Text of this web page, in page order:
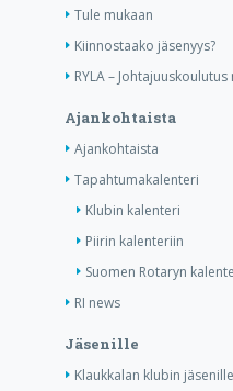
Tule mukaan
Kiinnostaako jäsenyys?
RYLA –
Ajankohtaista
Ajankohtaista
Tapahtumakalenteri
Klubin kalenteri
Piirin kalenteriin
Suomen Rotaryn
RI news
Jäsenille
Klaukkalan klubin jäsenille